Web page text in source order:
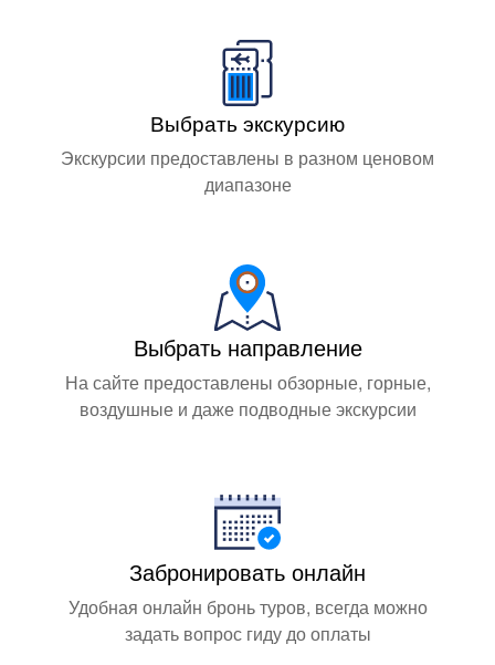
Выбрать экскурсию
Экскурсии предоставлены в разном ценовом
диапазоне
Выбрать направление
На сайте предоставлены обзорные, горные,
воздушные и даже подводные экскурсии
Забронировать онлайн
Удобная онлайн бронь туров, всегда можно
задать вопрос гиду до оплаты